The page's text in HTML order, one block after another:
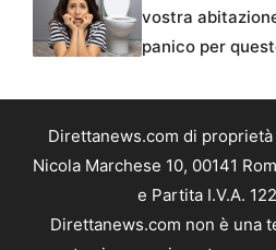
vostra
panico per
Direttanews.com di proprietà
Nicola Marchese 10, 00141
e Partita I.V.A.
Direttanews.com non è una